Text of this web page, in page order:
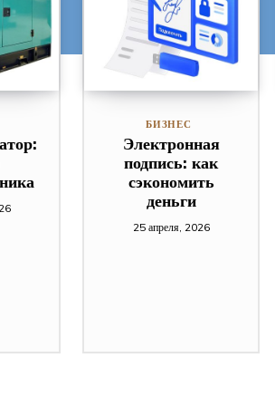
БИЗНЕС
Электронная
подпись: как
сэкономить
деньги
25 апреля, 2026